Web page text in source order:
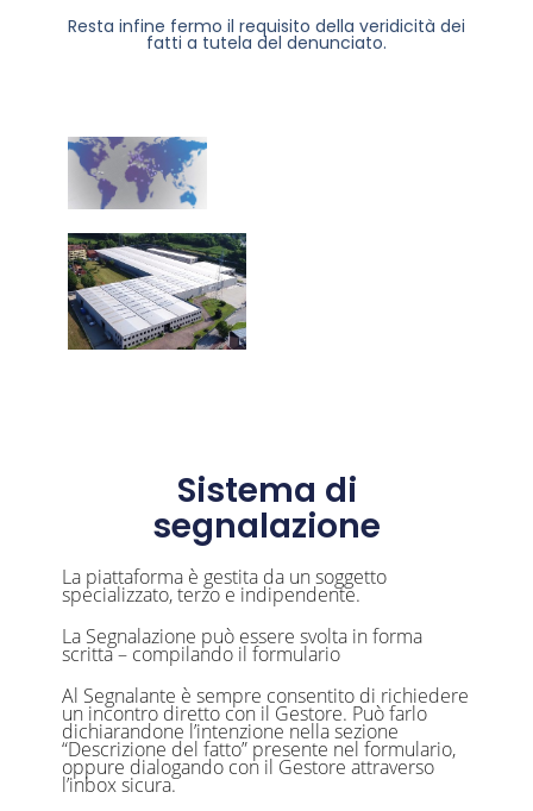
Resta infine fermo il requisito della veridicità dei
fatti a tutela del denunciato.
Sistema di
segnalazione
La piattaforma è gestita da un soggetto
specializzato, terzo e indipendente.
La Segnalazione può essere svolta in forma
scritta – compilando il formulario
Al Segnalante è sempre consentito di richiedere
un incontro diretto con il Gestore. Può farlo
dichiarandone l’intenzione nella sezione
“Descrizione del fatto” presente nel formulario,
oppure dialogando con il Gestore attraverso
l’inbox sicura.